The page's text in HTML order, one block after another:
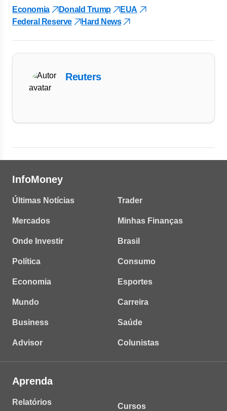
Economia Donald Trump
EUA
Federal Reserve
Hard News
Reuters
InfoMoney
Últimas Notícias
Mercados
Onde Investir
Política
Economia
Mundo
Business
Advisor
Trader
Minhas Finanças
Brasil
Consumo
Esportes
Carreira
Saúde
Colunistas
Aprenda
Relatórios Cursos